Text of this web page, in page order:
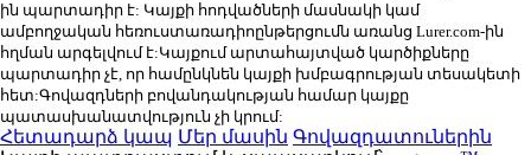
ին պարտադիր է: Կայքի հոդվածների մասնակի կամ
ամբողջական հեռուստառադիոընթերցումն առանց Lurer.com-ին
հղման արգելվում է:Կայքում արտահայտված կարծիքները
պարտադիր չէ, որ համընկնեն կայքի խմբագրության տեսակետի
հետ:Գովազդների բովանդակության համար կայքը
պատասխանատվություն չի կրում:
Հետադարձ կապ Մեր մասին Գովազդատուներին